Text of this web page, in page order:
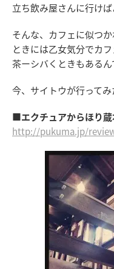
立ち飲み屋さんに行け
そんな、カフェに似つか
ときには乙女気分でカ
茶ーシバくときもあるん
今、サイトウが行って
■エクチュアからほり
http://pukuma.jp/